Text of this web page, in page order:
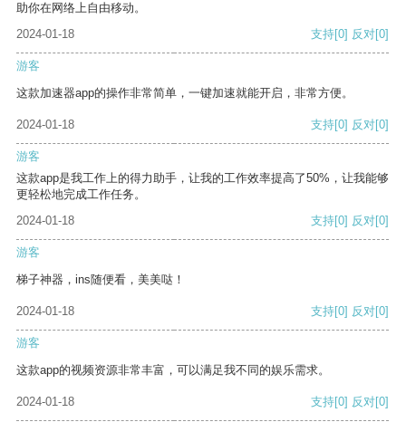
助你在网络上自由移动。
2024-01-18
支持[0] 反对[0]
游客
这款加速器app的操作非常简单，一键加速就能开启，非常方便。
2024-01-18 支持[0] 反对[0]
游客
这款app是我工作上的得力助手，让我的工作效率提高了50%，让我能够
更轻松地完成工作任务。
2024-01-18
支持[0] 反对[0]
游客
梯子神器，ins随便看，美美哒！
2024-01-18 支持[0] 反对[0]
游客
这款app的视频资源非常丰富，可以满足我不同的娱乐需求。
2024-01-18 支持[0] 反对[0]